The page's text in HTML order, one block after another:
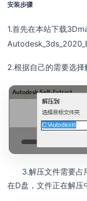
安装步骤
1.首先在本站下载
2.根据自己的需要选择
3.解压文件需要占
在D盘，文件正在解压